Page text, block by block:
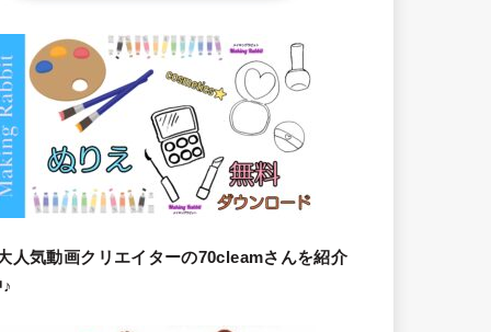
人気動画クリエイターの70cleamさんを紹介